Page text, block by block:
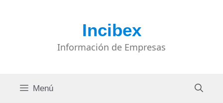
Incibex
Información de Empresas
Menú